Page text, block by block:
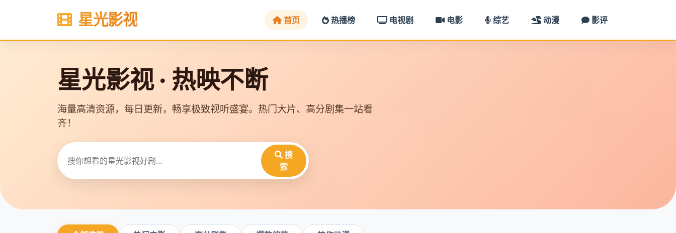
星光影视 首页 热播榜 电视剧 电影 综艺 动漫 影评
星光影视 · 热映不断
海量高清资源，每日更新，畅享极致视听盛宴。热门大片、高分剧集一站看
齐！
搜
索